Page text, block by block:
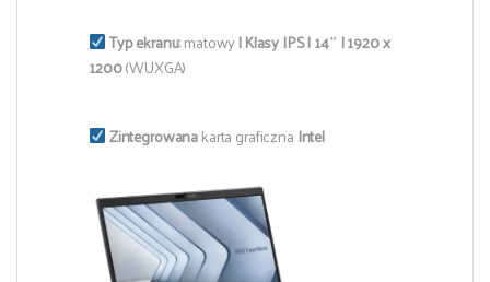
Typ ekranu:matowy| Klasy IPS | 14″ | 1920 x
1200(WUXGA)
Zintegrowanakarta graficzna Intel